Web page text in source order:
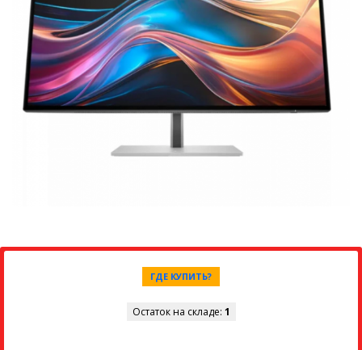
ГДЕ КУПИТЬ?
Остаток на складе: 1